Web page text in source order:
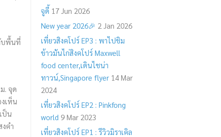
บพื้นที่
. จุด
เห็น
ป็น
คำ
จูดี้ 17 Jun 2026
New year 2026🎉 2 Jan 2026
เที่ยวสิงคโปร์ EP3 : พาไปชิม
ข้าวมันไก่สิงคโปร์ Maxwell
food center,เดินไชน่า
ทาวน์,Singapore flyer 14 Mar
2024
เที่ยวสิงคโปร์ EP2 : Pinkfong
world 9 Mar 2023
เที่ยวสิงคโปร์ EP1 : รีวิวมิราเคิล